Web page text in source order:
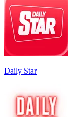
Daily Star